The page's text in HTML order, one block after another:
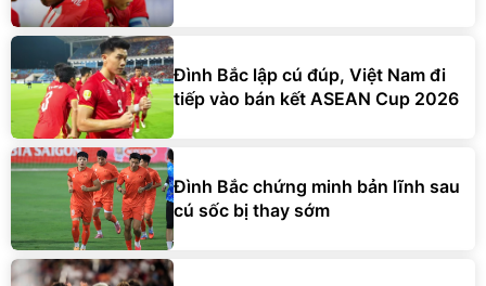
Đình Bắc lập cú đúp, Việt Nam đi
tiếp vào bán kết ASEAN Cup 2026
Đình Bắc chứng minh bản lĩnh sau
cú sốc bị thay sớm